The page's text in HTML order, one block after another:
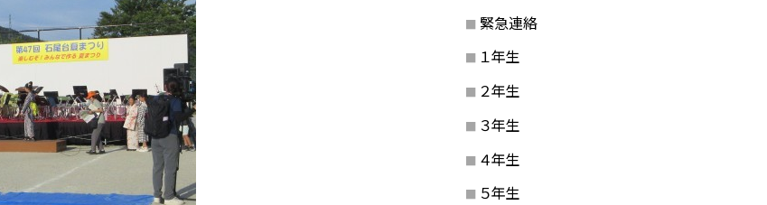
緊急連絡
１年生
２年生
３年生
４年生
５年生